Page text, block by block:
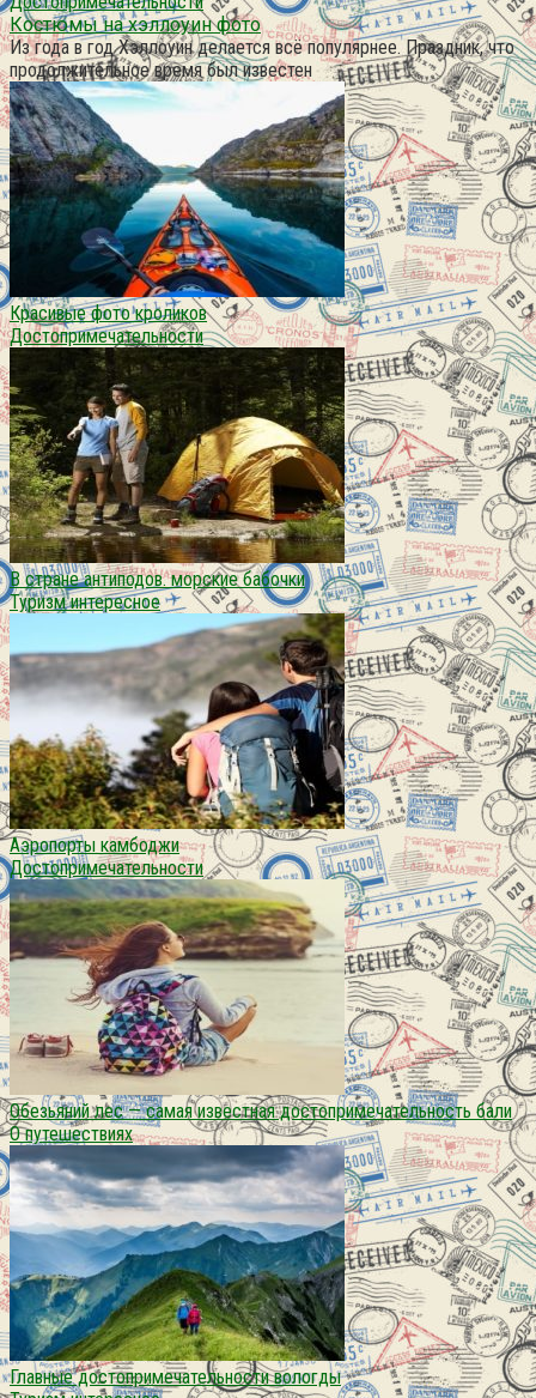
Костюмы на хэллоуин фото
Из года в год Хэллоуин делается всё популярнее. Праздник, что
продолжительное время был известен
Красивые фото кроликов
Достопримечательности
В стране антиподов. морские бабочки
Туризм интересное
Аэропорты камбоджи
Достопримечательности
Обезьяний лес — самая известная достопримечательность бали
О путешествиях
Главные достопримечательности вологды